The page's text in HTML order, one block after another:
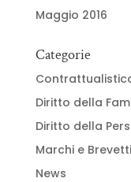
Maggio 2016
Categorie
Diritto della
Diritto della
Marchi e Brevetti
News